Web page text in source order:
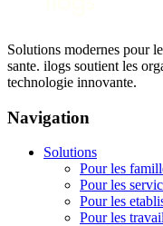
Solutions modernes pour
sante. ilogs soutient les
technologie innovante.
Navigation
Solutions
Pour les
Pour les
Pour les
Pour les